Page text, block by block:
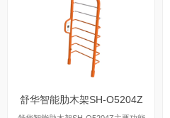
舒华智能肋木架SH-O5204Z